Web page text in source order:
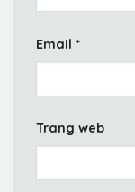
Email *
Trang web